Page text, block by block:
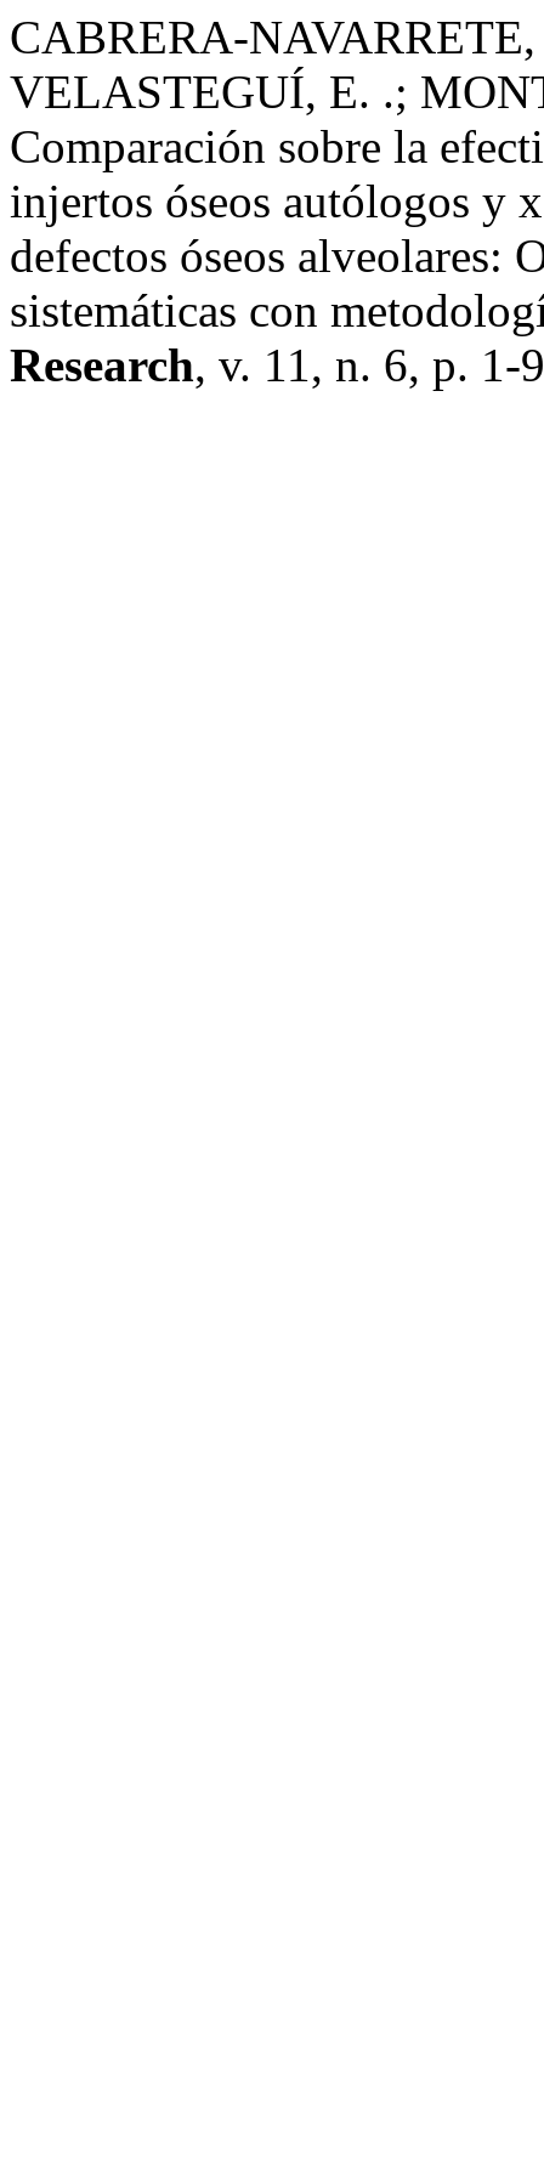
CABRERA-
VELASTEGUÍ, E. .;
Comparación sobre la
injertos óseos autólogos y
defectos óseos alveolares:
sistemáticas con
Research, v. 11, n. 6, p. 1-